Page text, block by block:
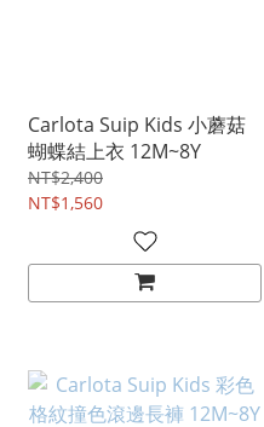
Carlota Suip Kids 小蘑菇
蝴蝶結上衣 12M~8Y
NT$2,400
NT$1,560